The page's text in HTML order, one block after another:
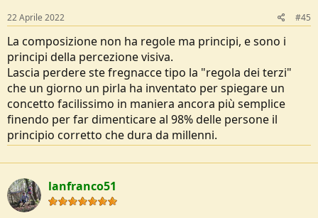
22 Aprile 2022 #45
La composizione non ha regole ma principi, e sono i
principi della percezione visiva.
Lascia perdere ste fregnacce tipo la "regola dei terzi"
che un giorno un pirla ha inventato per spiegare un
concetto facilissimo in maniera ancora più semplice
finendo per far dimenticare al 98% delle persone il
principio corretto che dura da millenni.
lanfranco51